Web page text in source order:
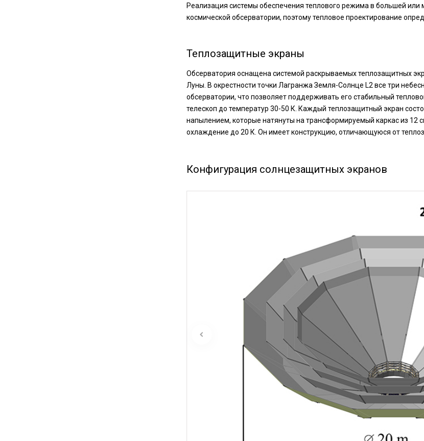
Реализация системы обеспечения теплового режима в большей или
космической обсерватории, поэтому тепловое проектирование
Теплозащитные экраны
Обсерватория оснащена системой раскрываемых теплозащитных
Луны. В окрестности точки Лагранжа Земля-Солнце L2 все три
обсерватории, что позволяет поддерживать его стабильный
телескоп до температур 30-50 К. Каждый теплозащитный экран
напылением, которые натянуты на трансформируемый каркас из 12
охлаждение до 20 К. Он имеет конструкцию, отличающуюся от
Конфигурация солнцезащитных экранов